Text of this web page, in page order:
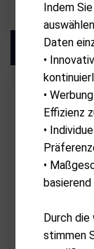
Indem
Daten
•
•
Effizienz
•
•
Durch
stimmen